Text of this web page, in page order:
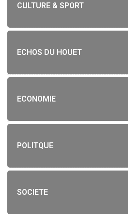
CULTURE & SPORT
ECHOS DU HOUET
ECONOMIE
POLITQUE
SOCIETE